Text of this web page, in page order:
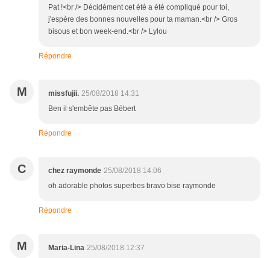
Pat !<br /> Décidément cet été a été compliqué pour toi,
j'espère des bonnes nouvelles pour ta maman.<br /> Gros
bisous et bon week-end.<br /> Lylou
Répondre
M missfujii. 25/08/2018 14:31
Ben il s'embête pas Bébert
Répondre
C chez raymonde 25/08/2018 14:06
oh adorable photos superbes bravo bise raymonde
Répondre
M Maria-Lina 25/08/2018 12:37